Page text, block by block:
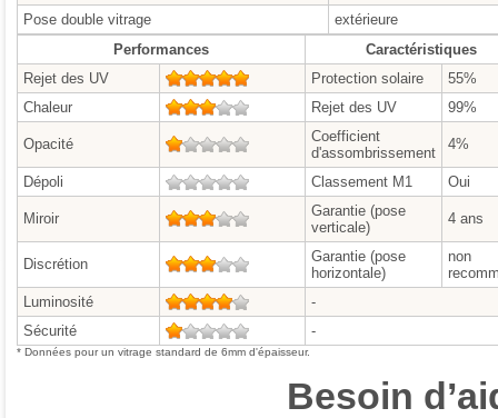
Pose double vitrage
extérieure
Performances
Caractéristiques
Rejet des UV
Protection solaire
55%
Chaleur
Rejet des UV 99%
Opacité
Coefficient
d'assombrissement
4%
Dépoli Classement M1 Oui
Miroir
Garantie (pose
verticale)
4 ans
Discrétion
Garantie (pose
horizontale)
non
Luminosité
-
Sécurité
-
* Données pour un vitrage standard de 6mm d'épaisseur.
Besoin